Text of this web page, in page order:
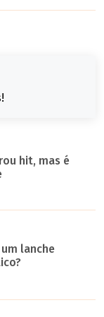
hit, mas é
lanche